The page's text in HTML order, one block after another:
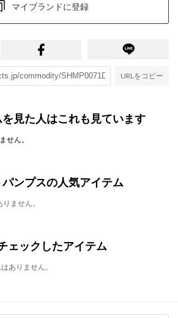
マイブランドに登録
URLをコピー
見た人はこれも見ています
せん。
パンプスの人気アイテム
ません。
ェックしたアイテム
ありません。